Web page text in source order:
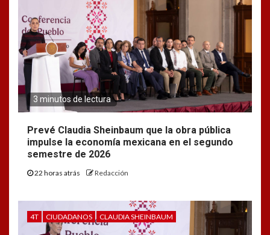
3 minutos de lectura
Prevé Claudia Sheinbaum que la obra pública
impulse la economía mexicana en el segundo
semestre de 2026
22 horas atrás Redacción
4T CIUDADANOS CLAUDIA SHEINBAUM